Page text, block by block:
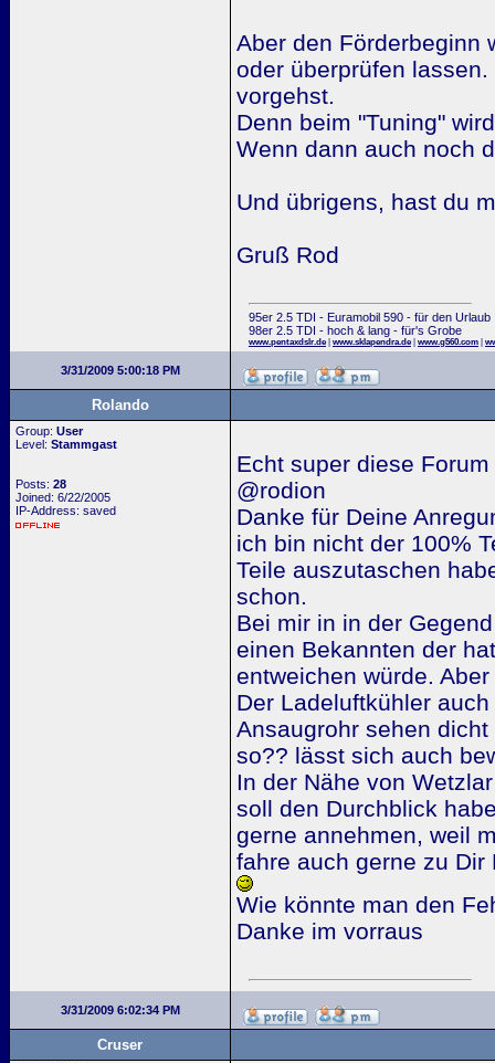
Aber den Förderbeginn
oder überprüfen
vorgehst.
Denn beim "Tuning"
Wenn dann auch noch
Und übrigens, hast du
Gruß Rod
95er 2.5 TDI - Euramobil 590 - für den Urlaub
98er 2.5 TDI - hoch & lang - für's Grobe
www.pentaxdslr.de www.sklapendra.de www.g560.com
3/31/2009 5:00:18 PM
Rolando
Group: User
Level: Stammgast
Posts: 28
Joined: 6/22/2005
IP-Address: saved
Echt super diese
@rodion
Danke für Deine
ich bin nicht der 100%
Teile auszutaschen
schon.
Bei mir in in der
einen Bekannten der
entweichen würde.
Der Ladeluftkühler
Ansaugrohr sehen
so?? lässt sich auch
In der Nähe von
soll den Durchblick
gerne annehmen, weil
fahre auch gerne zu Dir
Wie könnte man den
Danke im vorraus
3/31/2009 6:02:34 PM
Cruser